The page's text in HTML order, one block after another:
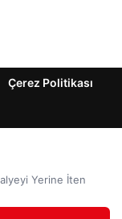
Çerez Politikası
Yerine İten